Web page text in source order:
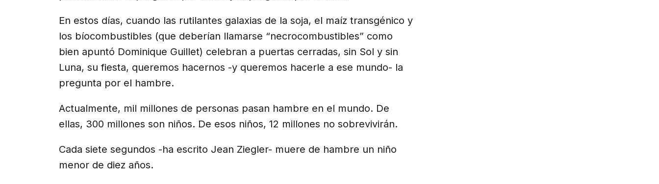
En estos días, cuando las rutilantes galaxias de la soja, el maíz transgénico y
los bíocombustibles (que deberían llamarse “necrocombustibles” como
bien apuntó Dominique Guillet) celebran a puertas cerradas, sin Sol y sin
Luna, su fiesta, queremos hacernos -y queremos hacerle a ese mundo- la
pregunta por el hambre.
Actualmente, mil millones de personas pasan hambre en el mundo. De
ellas, 300 millones son niños. De esos niños, 12 millones no sobrevivirán.
Cada siete segundos -ha escrito Jean Ziegler- muere de hambre un niño
menor de diez años.